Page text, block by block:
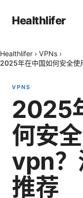
Healthlifer
Healthlifer › VPNs ›
2025年在中国如何安全使
VPNS
2025
何安
vpn？
推荐